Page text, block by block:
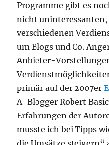
Programme gibt es
nicht uninteressanten,
verschiedenen
um Blogs und Co.
Anbieter-
primär auf der 2007er
A-Blogger Robert
Erfahrungen der
musste ich bei Tipps
die Umsätze steigern“